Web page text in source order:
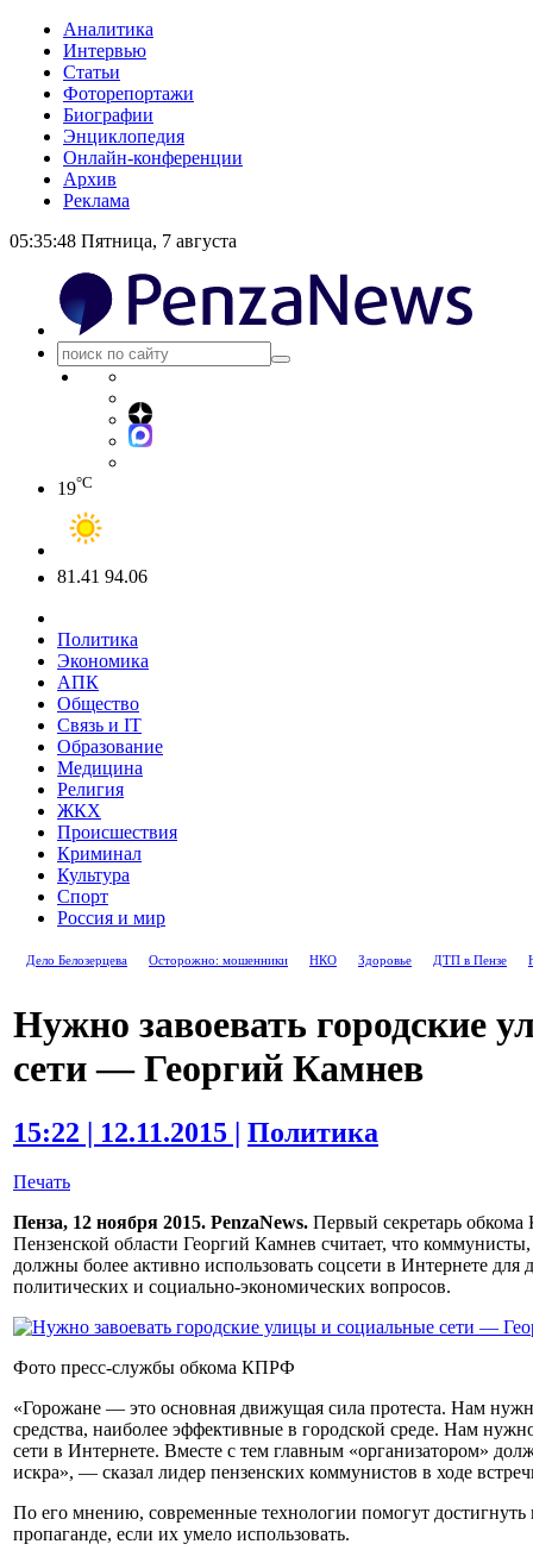
Аналитика
Интервью
Статьи
Фоторепортажи
Биографии
Энциклопедия
Онлайн-конференции
Архив
Реклама
05:35:48 Пятница, 7 августа
19°C
81.41 94.06
Политика
Экономика
АПК
Общество
Связь и IT
Образование
Медицина
Религия
ЖКХ
Происшествия
Криминал
Культура
Спорт
Россия и мир
Дело Белозерцева Осторожно: мошенники НКО Здоровье ДТП в Пензе
Нужно завоевать городские
сети — Георгий Камнев
15:22 | 12.11.2015 | Политика
Печать
Пенза, 12 ноября 2015. PenzaNews. Первый секретарь обкома
Пензенской области Георгий Камнев считает, что
должны более активно использовать соцсети в Интернете
политических и социально-экономических вопросов.
Фото пресс-службы обкома КПРФ
«Горожане — это основная движущая сила протеста. Нам
средства, наиболее эффективные в городской среде. Нам
сети в Интернете. Вместе с тем главным «организатором»
искра», — сказал лидер пензенских коммунистов в ходе
По его мнению, современные технологии помогут достигнуть
пропаганде, если их умело использовать.